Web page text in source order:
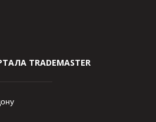
TRADEMASTER